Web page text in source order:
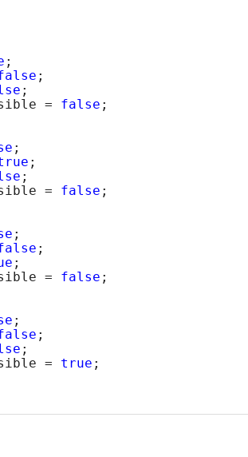
;
;
;
=
false ;
;
;
;
=
false ;
;
;
;
=
false ;
;
;
;
=
true ;